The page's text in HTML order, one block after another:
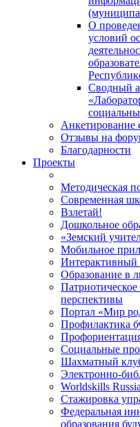
О
условий
Сводный
Анкетирование
Отзывы на
Благодарности
Проекты
Методическая
Современная
Взлетай!
Дошкольное
«Земский
Мобильное
Интерактивный
Образование в
перспективы
Портал «Мир
Профилактика
Социальные
Шахматный
Электронно-
Worldskills Russia
Стажировка
Федеральная
образования